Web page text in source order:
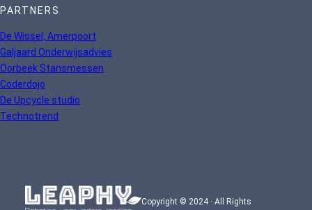
PARTNERS
De Wissel, Amerpoort
Galjaard Onderwijsadvies
Oorbeek Stansmessen
Coderdojo
De Upcycle studio
Technotrend
Copyright © 2024 · All Rights